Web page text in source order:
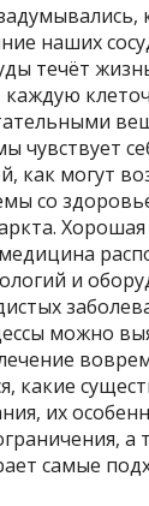
наших
течёт
каждую
чувствует
как могут
со
и
можно
какие
их
а
самые